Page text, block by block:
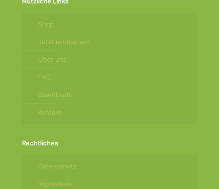
Shop
Jetzt mitmachen!
Über uns
FAQ
Downloads
Kontakt
Rechtliches
Datenschutz
Impressum